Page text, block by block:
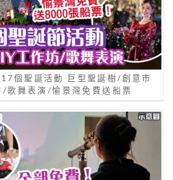
個聖誕活動 巨型聖誕樹/創意市
歌舞表演/愉景灣免費送船票